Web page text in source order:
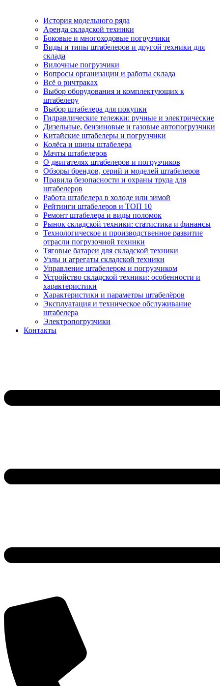
История модельного ряда
Аренда складской техники
Боковые и многоходовые погрузчики
Виды и типы штабелеров и другой техники для
склада
Вилочные погрузчики
Вопросы организации и работы склада
Всё о ричтраках
Выбор оборудования и комплектующих к
штабелеру
Выбор штабелера для покупки
Гидравлические тележки: ручные и электрические
Дизельные, бензиновые и газовые автопогрузчики
Китайские штабелеры и погрузчики
Колёса и шины штабелера
Мачты штабелеров
О двигателях штабелеров и погрузчиков
Обзоры брендов, серий и моделей штабелеров
Правила безопасности и охраны труда для
штабелеров
Работа штабелера в холоде или зимой
Рейтинги штабелеров и ТОП 10
Ремонт штабелера и виды поломок
Рынок складской техники: статистика и финансы
Технологическое и производственное развитие
отрасли погрузочной техники
Тяговые батареи для складской техники
Узлы и агрегаты складской техники
Управление штабелером и погрузчиком
Устройство складской техники: особенности и
характеристики
Характеристики и параметры штабелёров
Эксплуатация и техническое обслуживание
штабелера
Электропогрузчики
Контакты